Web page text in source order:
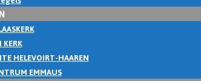
HELEVOIRT-HAAREN
EMMAUS